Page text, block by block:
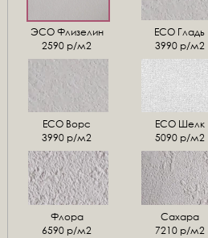
ЭСО Флизелин
2590 р/м2
ЕСО Гладь
3990 р/м2
ЕСО Ворс
3990 р/м2
ЕСО Шелк
5090 р/м2
Флора
6590 р/м2
Сахара
7210 р/м2